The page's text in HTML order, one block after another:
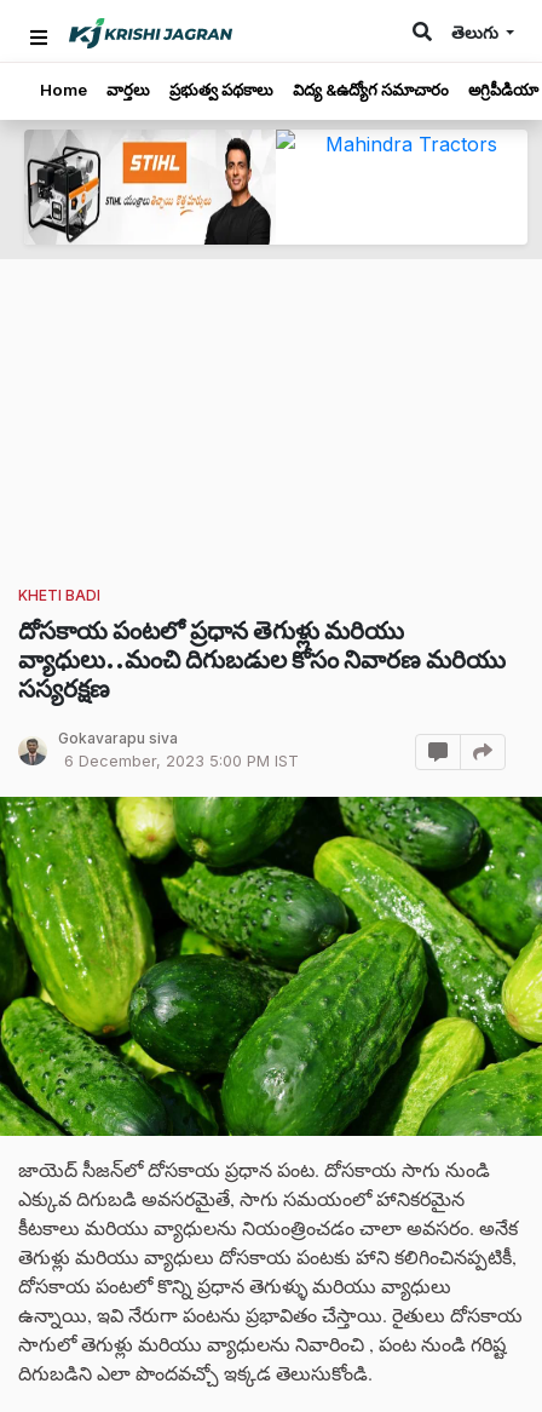
తెలుగు
Home వార్తలు ప్రభుత్వ పథకాలు విద్య &ఉద్యోగ సమాచారం అగ్రిపీడియా
KHETI BADI
దోసకాయ పంటలో ప్రధాన తెగుళ్లు మరియు
వ్యాధులు..మంచి దిగుబడుల కోసం నివారణ మరియు
సస్యరక్షణ
Gokavarapu siva
6 December, 2023 5:00 PM IST
జాయెద్ సీజన్‌లో దోసకాయ ప్రధాన పంట. దోసకాయ సాగు నుండి
ఎక్కువ దిగుబడి అవసరమైతే, సాగు సమయంలో హానికరమైన
కీటకాలు మరియు వ్యాధులను నియంత్రించడం చాలా అవసరం. అనేక
తెగుళ్లు మరియు వ్యాధులు దోసకాయ పంటకు హాని కలిగించినప్పటికీ,
దోసకాయ పంటలో కొన్ని ప్రధాన తెగుళ్ళు మరియు వ్యాధులు
ఉన్నాయి, ఇవి నేరుగా పంటను ప్రభావితం చేస్తాయి. రైతులు దోసకాయ
సాగులో తెగుళ్లు మరియు వ్యాధులను నివారించి , పంట నుండి గరిష్ట
దిగుబడిని ఎలా పొందవచ్చో ఇక్కడ తెలుసుకోండి.